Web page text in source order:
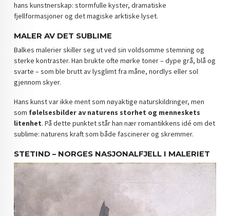
hans kunstnerskap: stormfulle kyster, dramatiske
fjellformasjoner og det magiske arktiske lyset.
MALER AV DET SUBLIME
Balkes malerier skiller seg ut ved sin voldsomme stemning og
sterke kontraster. Han brukte ofte mørke toner – dype grå, blå og
svarte – som ble brutt av lysglimt fra måne, nordlys eller sol
gjennom skyer.
Hans kunst var ikke ment som nøyaktige naturskildringer, men
som følelsesbilder av naturens storhet og menneskets
litenhet. På dette punktet står han nær romantikkens idé om det
sublime: naturens kraft som både fascinerer og skremmer.
STETIND – NORGES NASJONALFJELL I MALERIET